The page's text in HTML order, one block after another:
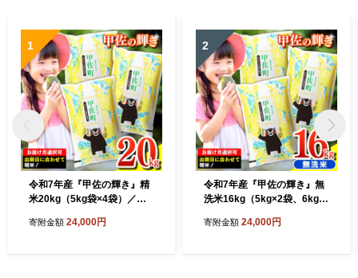
1
令和7年産『甲佐の輝き』精
米20kg（5kg袋×4袋）／出
米 精米 お米 ブレンド米 複数
寄附金額 24,000円
2
令和7年産『甲佐の輝き』無
洗米16kg（5kg×2袋、6kg×
米 - 国産 白米 無洗米 お米 ブ
寄附金額 24,000円